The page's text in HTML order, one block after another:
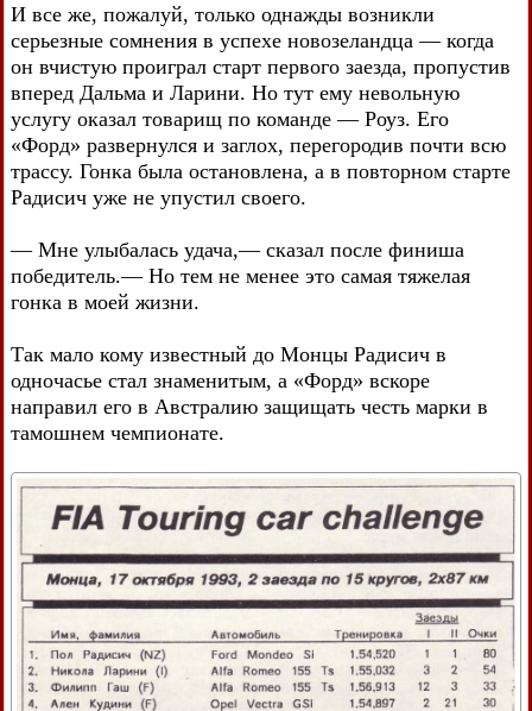
И все же, пожалуй, только однажды возникли
серьезные сомнения в успехе новозеландца — когда
он вчистую проиграл старт первого заезда, пропустив
вперед Дальма и Ларини. Но тут ему невольную
услугу оказал товарищ по команде — Роуз. Его
«Форд» развернулся и заглох, перегородив почти всю
трассу. Гонка была остановлена, а в повторном старте
Радисич уже не упустил своего.
— Мне улыбалась удача,— сказал после финиша
победитель.— Но тем не менее это самая тяжелая
гонка в моей жизни.
Так мало кому известный до Монцы Радисич в
одночасье стал знаменитым, а «Форд» вскоре
направил его в Австралию защищать честь марки в
тамошнем чемпионате.